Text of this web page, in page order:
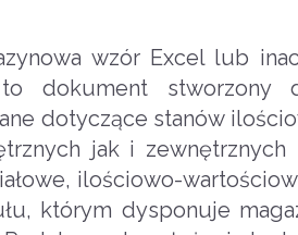
wzór Excel lub
to dokument stworzony
dotyczące stanów
jak i
ilościowo-
którym dysponuje